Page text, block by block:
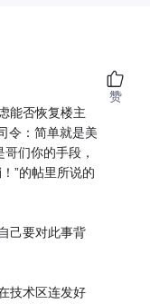
能否恢复楼主
令：简单就是美
们你的手段，
”的帖里所说的
己要对此事背
技术区连发好
赞